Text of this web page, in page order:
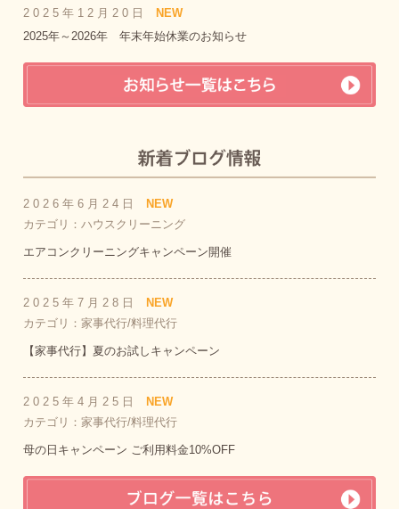
2025年12月20日
NEW
2025年～2026年 年末年始休業のお知らせ
2026年6月24日
NEW
カテゴリ：ハウスクリーニング
エアコンクリーニングキャンペーン開催
2025年7月28日
NEW
カテゴリ：家事代行/料理代行
【家事代行】夏のお試しキャンペーン
2025年4月25日
NEW
カテゴリ：家事代行/料理代行
母の日キャンペーン ご利用料金10%OFF